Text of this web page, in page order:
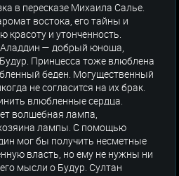
в пересказе Михаила Салье.
востока, его тайны и
красоту и утонченность.
Аладдин — добрый юноша,
Принцесса тоже влюблена
беден. Могущественный
не согласится на их брак.
влюбленные сердца.
волшебная лампа,
лампы. С помощью
мог бы получить несметные
власть, но ему не нужны ни
мысли о Будур. Султан